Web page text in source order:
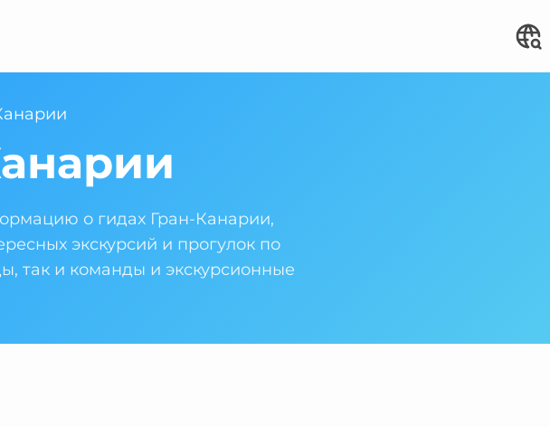
о гидах Гран-Канарии,
экскурсий и прогулок по
так и команды и экскурсионные